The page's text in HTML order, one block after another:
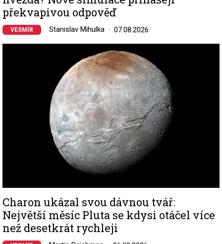
překvapivou odpověď
VESMÍR Stanislav Mihulka 07.08.2026
Charon ukázal svou dávnou tvář:
Největší měsíc Pluta se kdysi otáčel více
než desetkrát rychleji